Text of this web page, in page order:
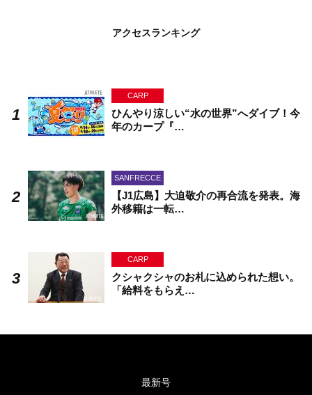
アクセスランキング
CARP
ひんやり涼しい“水の世界”へダイブ！今
年のカープ『…
SANFRECCE
【J1広島】大迫敬介の再合流を発表。海
外移籍は一転…
CARP
クシャクシャのお札に込められた想い。
「給料をもらえ…
最新号